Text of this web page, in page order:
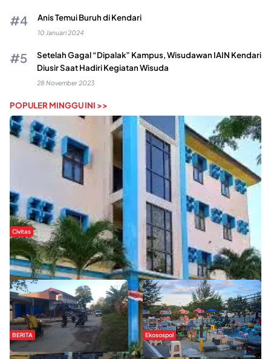
Anis Temui Buruh di Kendari
10 Januari 2024
Setelah Gagal “Dipalak” Kampus, Wisudawan IAIN Kendari
Diusir Saat Hadiri Kegiatan Wisuda
28 November 2023
POPULER MINGGU INI >>
Civitas
Di Balik Kehidupan Ma’had Al-Jami’ah UIN Kendari : Mahasiswa
Ceritakan Manfaat dan Tantangan
BERITA
Jalan Pasar Baruga Rusak
Ekosospol
Ramainya Aktivitas Olahraga di